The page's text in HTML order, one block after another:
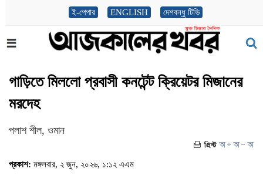
ই-পেপার ENGLISH দেশবন্ধু টিভি
গাড়িতে মিললো প্রবাসী কনটেন্ট ক্রিয়েটর মিজানের
মরদেহ
পলাশ শীল, ওমান
প্রকাশ: মঙ্গলবার, ২ জুন, ২০২৬, ১:১২ এএম